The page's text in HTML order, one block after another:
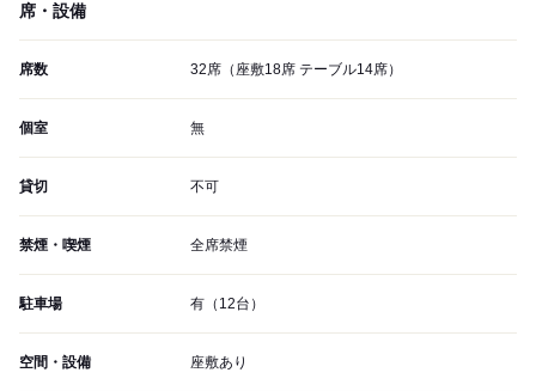
席・設備
席数 32席（座敷18席 テーブル14席）
個室 無
貸切 不可
禁煙・喫煙 全席禁煙
駐車場 有（12台）
空間・設備 座敷あり